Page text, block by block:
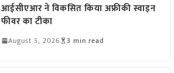
आईसीएआर ने विकसित किया अफ्रीकी स्वाइन
फीवर का टीका
August 5, 2026 3 min read